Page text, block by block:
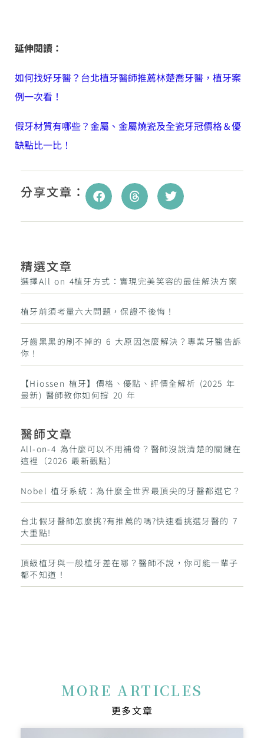
延伸閱讀：
如何找好牙醫？台北植牙醫師推薦林楚喬牙醫，植牙案
例一次看！
假牙材質有哪些？金屬、金屬燒瓷及全瓷牙冠價格＆優
缺點比一比！
分享文章：
精選文章
選擇All on 4植牙方式：實現完美笑容的最佳解決方案
植牙前須考量六大問題，保證不後悔！
牙齒黑黑的刷不掉的 6 大原因怎麼解決？專業牙醫告訴
你！
【Hiossen 植牙】價格、優點、評價全解析 (2025 年
最新) 醫師教你如何撐 20 年
醫師文章
All-on-4 為什麼可以不用補骨？醫師沒說清楚的關鍵在
這裡（2026 最新觀點）
Nobel 植牙系統：為什麼全世界最頂尖的牙醫都選它？
台北假牙醫師怎麼挑?有推薦的嗎?快速看挑選牙醫的 7
大重點!
頂級植牙與一般植牙差在哪？醫師不說，你可能一輩子
都不知道！
MORE ARTICLES
更多文章